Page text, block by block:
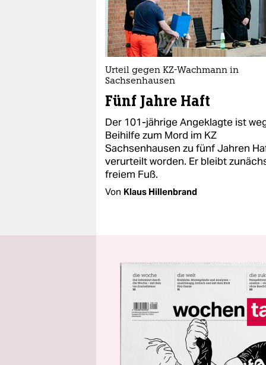
Urteil gegen KZ-Wachmann in
Sachsenhausen
Fünf Jahre Haft
Der 101-jährige Angeklagte ist
Beihilfe zum Mord im KZ
Sachsenhausen zu fünf Jahren
verurteilt worden. Er bleibt
freiem Fuß.
Von Klaus Hillenbrand